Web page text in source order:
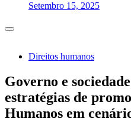
Setembro 15, 2025
Direitos humanos
Governo e
estratégias de
Humanos em